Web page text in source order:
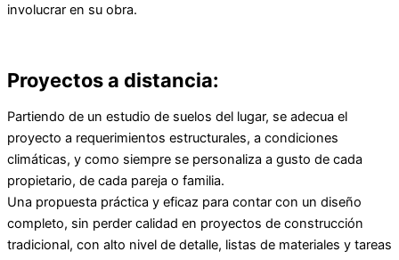
Reproducir vídeo
involucrar en su obra.
Proyectos a distancia:
Partiendo de un estudio de suelos del lugar, se adecua el
proyecto a requerimientos estructurales, a condiciones
climáticas, y como siempre se personaliza a gusto de cada
propietario, de cada pareja o familia.
Una propuesta práctica y eficaz para contar con un diseño
completo, sin perder calidad en proyectos de construcción
tradicional, con alto nivel de detalle, listas de materiales y tareas